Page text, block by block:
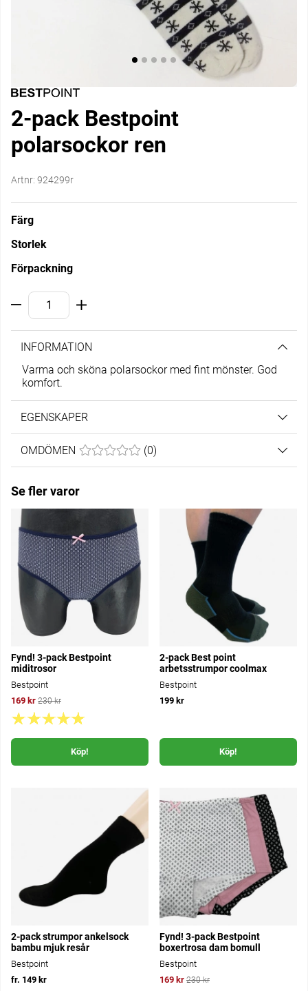
2-pack Bestpoint
polarsockor ren
Artnr: 924299r
Färg
Storlek
Förpackning
INFORMATION
Varma och sköna polarsockor med fint mönster. God
komfort.
EGENSKAPER
OMDÖMEN MEDELBETYG 0 AV 5 ANTAL BETYG 0
(0)
Se fler varor
Fynd! 3-pack Bestpoint
miditrosor
Bestpoint
169 kr 230 kr
Köp!
2-pack Best point
arbetsstrumpor coolmax
Bestpoint
199 kr
Köp!
2-pack strumpor ankelsock
bambu mjuk resår
Bestpoint
fr. 149 kr
Fynd! 3-pack Bestpoint
boxertrosa dam bomull
Bestpoint
169 kr 230 kr